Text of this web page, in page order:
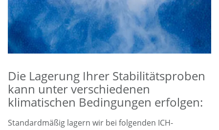
Die Lagerung Ihrer Stabilitätsproben
kann unter verschiedenen
klimatischen Bedingungen erfolgen:
Standardmäßig lagern wir bei folgenden ICH-